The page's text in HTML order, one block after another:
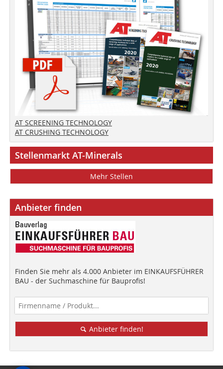
AT SCREENING TECHNOLOGY
AT CRUSHING TECHNOLOGY
Stellenmarkt AT-Minerals
Mehr Stellen
Anbieter finden
Finden Sie mehr als 4.000 Anbieter im EINKAUFSFÜHRER
BAU - der Suchmaschine für Bauprofis!
Anbieter finden!